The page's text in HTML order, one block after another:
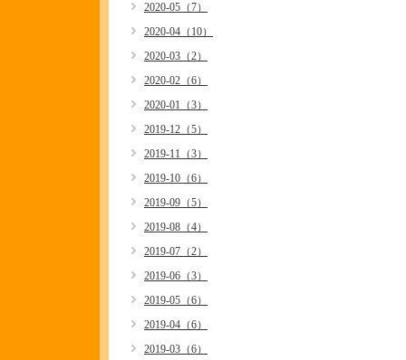
2020-05（7）
2020-04（10）
2020-03（2）
2020-02（6）
2020-01（3）
2019-12（5）
2019-11（3）
2019-10（6）
2019-09（5）
2019-08（4）
2019-07（2）
2019-06（3）
2019-05（6）
2019-04（6）
2019-03（6）